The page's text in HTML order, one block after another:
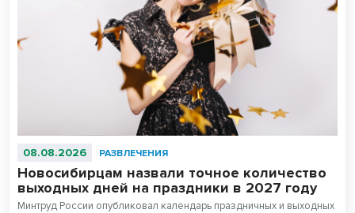
08.08.2026 РАЗВЛЕЧЕНИЯ
Новосибирцам назвали точное количество
выходных дней на праздники в 2027 году
Минтруд России опубликовал календарь праздничных и выходных